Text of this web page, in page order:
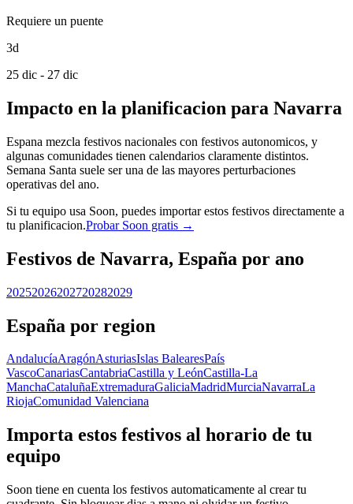
Requiere un puente
3d
25 dic - 27 dic
Impacto en la planificacion para Navarra
Espana mezcla festivos nacionales con festivos autonomicos, y
algunas comunidades tienen calendarios claramente distintos.
Semana Santa suele ser una de las mayores perturbaciones
operativas del ano.
Si tu equipo usa Soon, puedes importar estos festivos directamente a
tu planificacion.Probar Soon gratis →
Festivos de Navarra, España por ano
20252026202720282029
España por region
AndalucíaAragónAsturiasIslas BalearesPaís
VascoCanariasCantabriaCastilla y LeónCastilla-La
ManchaCataluñaExtremaduraGaliciaMadridMurciaNavarraLa
RiojaComunidad Valenciana
Importa estos festivos al horario de tu
equipo
Soon tiene en cuenta los festivos automaticamente al crear tu